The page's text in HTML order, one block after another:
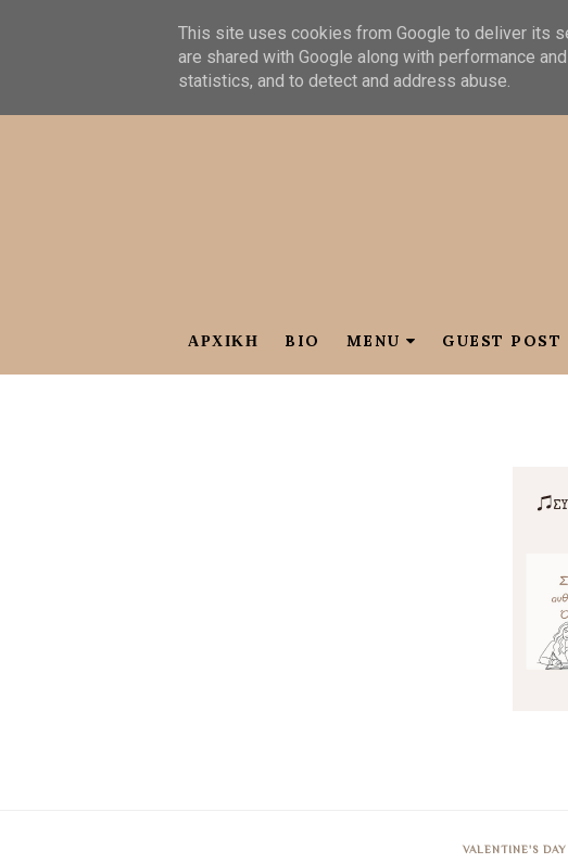
ΑΡΧΙΚΗ BIO MENU GUEST POST
VALENTINE'S DAY
This site uses cookies from Google to deliver its
are shared with Google along with performance
statistics, and to detect and address abuse.